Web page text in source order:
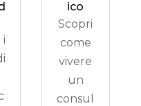
i
ico
Scopri
come
vivere
un
consul